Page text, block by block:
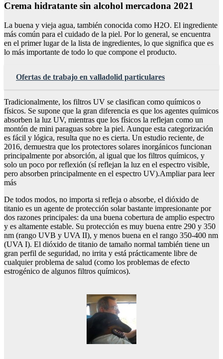
Crema hidratante sin alcohol mercadona 2021
La buena y vieja agua, también conocida como H2O. El ingrediente
más común para el cuidado de la piel. Por lo general, se encuentra
en el primer lugar de la lista de ingredientes, lo que significa que es
lo más importante de todo lo que compone el producto.
Ofertas de trabajo en valladolid particulares
Tradicionalmente, los filtros UV se clasifican como químicos o
físicos. Se supone que la gran diferencia es que los agentes químicos
absorben la luz UV, mientras que los físicos la reflejan como un
montón de mini paraguas sobre la piel. Aunque esta categorización
es fácil y lógica, resulta que no es cierta. Un estudio reciente, de
2016, demuestra que los protectores solares inorgánicos funcionan
principalmente por absorción, al igual que los filtros químicos, y
solo un poco por reflexión (sí reflejan la luz en el espectro visible,
pero absorben principalmente en el espectro UV).Ampliar para leer
más
De todos modos, no importa si refleja o absorbe, el dióxido de
titanio es un agente de protección solar bastante impresionante por
dos razones principales: da una buena cobertura de amplio espectro
y es altamente estable. Su protección es muy buena entre 290 y 350
nm (rango UVB y UVA II), y menos buena en el rango 350-400 nm
(UVA I). El dióxido de titanio de tamaño normal también tiene un
gran perfil de seguridad, no irrita y está prácticamente libre de
cualquier problema de salud (como los problemas de efecto
estrogénico de algunos filtros químicos).